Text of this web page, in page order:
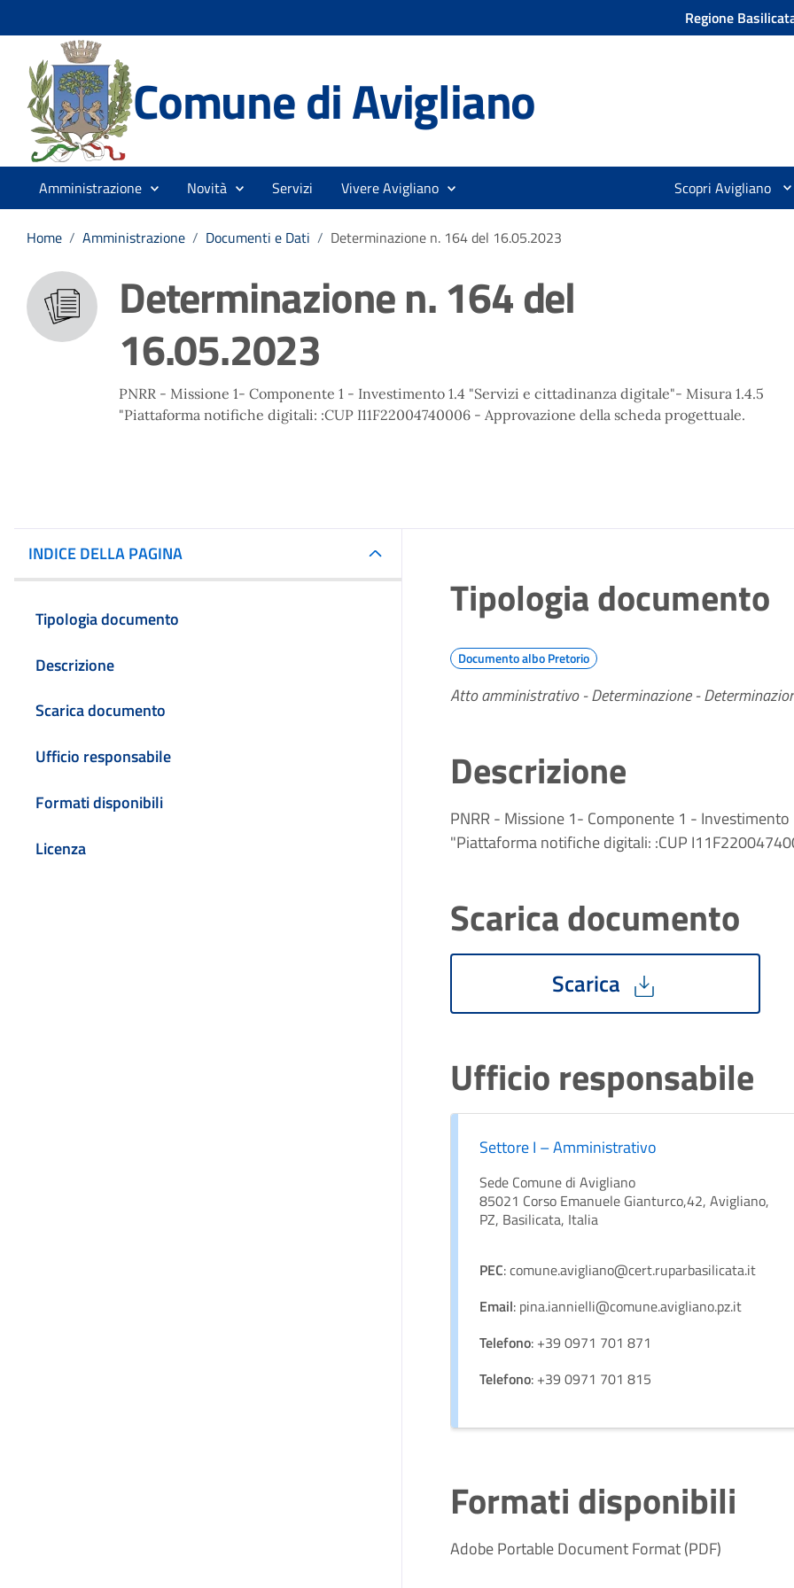
Regione
Comune di Avigliano
Amministrazione Novità Servizi Vivere Avigliano Scopri Avigliano
Home / Amministrazione / Documenti e Dati / Determinazione n. 164 del 16.05.2023
Determinazione n. 164 del
16.05.2023
PNRR - Missione 1- Componente 1 - Investimento 1.4 "Servizi e cittadinanza digitale"- Misura 1.4.5
"Piattaforma notifiche digitali: :CUP I11F22004740006 - Approvazione della scheda progettuale.
INDICE DELLA PAGINA
Tipologia documento
Descrizione
Scarica documento
Ufficio responsabile
Formati disponibili
Licenza
Tipologia documento
Documento albo Pretorio
Atto amministrativo - Determinazione -
Descrizione
PNRR - Missione 1- Componente 1 -
"Piattaforma notifiche digitali: :CUP
Scarica documento
Scarica
Ufficio responsabile
Settore I – Amministrativo
Sede Comune di Avigliano
85021 Corso Emanuele Gianturco,42, Avigliano,
PZ, Basilicata, Italia
PEC: comune.avigliano@cert.ruparbasilicata.it
Email: pina.iannielli@comune.avigliano.pz.it
Telefono: +39 0971 701 871
Telefono: +39 0971 701 815
Formati disponibili
Adobe Portable Document Format (PDF)